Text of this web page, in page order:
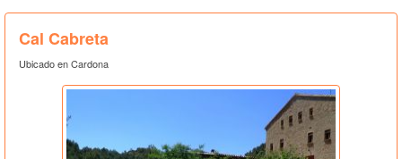
Cal Cabreta
Ubicado en Cardona